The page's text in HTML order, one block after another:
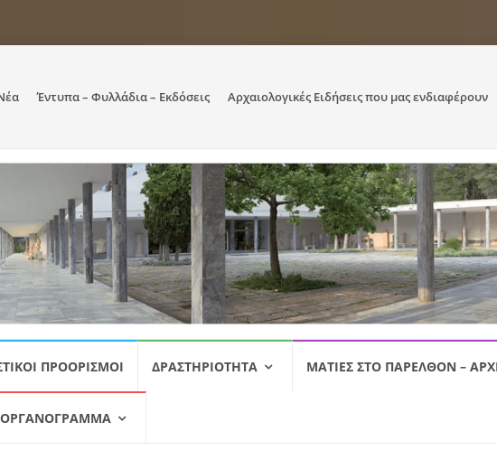
Έντυπα – Φυλλάδια – Εκδόσεις Αρχαιολογικές Ειδήσεις που μας ενδιαφέρουν
ΠΡΟΟΡΙΣΜΟΊ ΔΡΑΣΤΗΡΙΌΤΗΤΑ ΜΑΤΙΈΣ ΣΤΟ ΠΑΡΕΛΘΌΝ –
ΟΡΓΑΝΌΓΡΑΜΜΑ